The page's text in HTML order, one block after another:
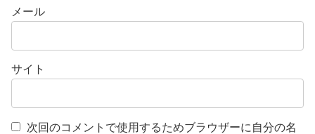
メール
サイト
次回のコメントで使用するためブラウザーに自分の名